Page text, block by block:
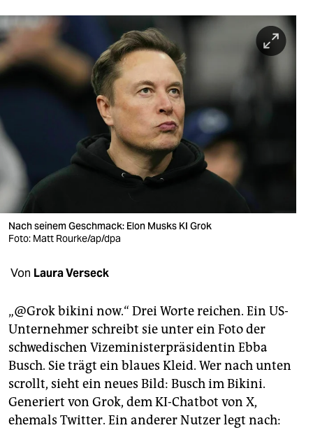
sport
berlin
nord
verlag
verlag
veranstaltungen
shop
fragen & hilfe
unterstützen
abo
genossenschaft
epaper login
Nach seinem Geschmack: Elon Musks KI Grok
Foto: Matt Rourke/ap/dpa
Von Laura Verseck
„@Grok bikini now.“ Drei Worte reichen. Ein US-
Unternehmer schreibt sie unter ein Foto der
schwedischen Vizeministerpräsidentin Ebba
Busch. Sie trägt ein blaues Kleid. Wer nach unten
scrollt, sieht ein neues Bild: Busch im Bikini.
Generiert von Grok, dem KI-Chatbot von X,
ehemals Twitter. Ein anderer Nutzer legt nach: